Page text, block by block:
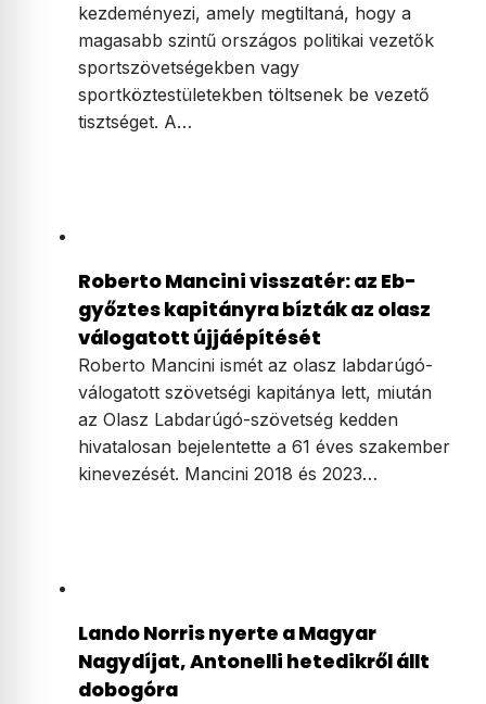
kezdeményezi, amely megtiltaná, hogy a
magasabb szintű országos politikai vezetők
sportszövetségekben vagy
sportköztestületekben töltsenek be vezető
tisztséget. A…
Roberto Mancini visszatér: az Eb-
győztes kapitányra bízták az olasz
válogatott újjáépítését
Roberto Mancini ismét az olasz labdarúgó-
válogatott szövetségi kapitánya lett, miután
az Olasz Labdarúgó-szövetség kedden
hivatalosan bejelentette a 61 éves szakember
kinevezését. Mancini 2018 és 2023…
Lando Norris nyerte a Magyar
Nagydíjat, Antonelli hetedikről állt
dobogóra